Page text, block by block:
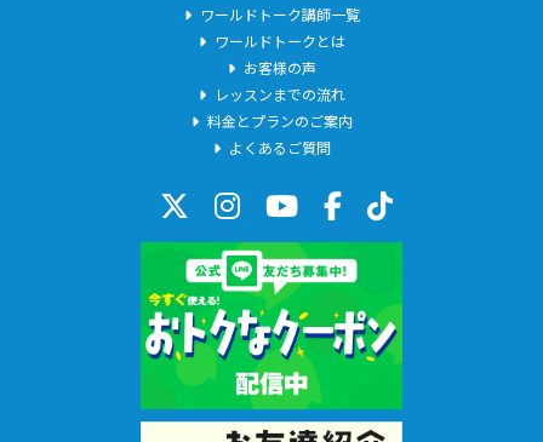
ワールドトーク講師一覧
ワールドトークとは
お客様の声
レッスンまでの流れ
料金とプランのご案内
よくあるご質問